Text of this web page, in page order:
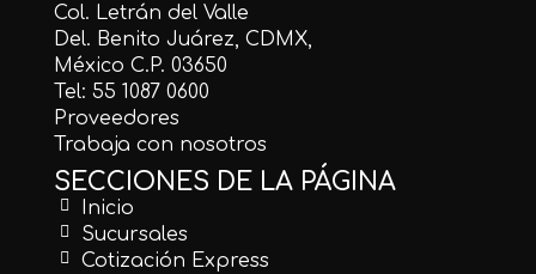
Col. Letrán del Valle
Del. Benito Juárez, CDMX,
México C.P. 03650
Tel: 55 1087 0600
Proveedores
Trabaja con nosotros
SECCIONES DE LA PÁGINA
Inicio
Sucursales
Cotización Express